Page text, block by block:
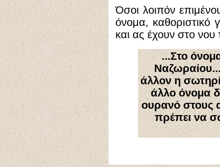
Όσοι λοιπόν
όνομα, καθοριστικό
και ας έχουν στο
...Στο
Ναζωραίου...
άλλον η
άλλο όνομα
ουρανό στους
πρέπει να